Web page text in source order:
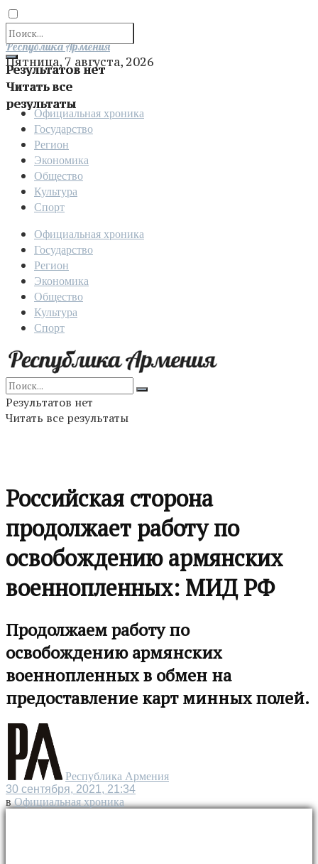
Результатов нет
Читать все
результаты
Отправить
Республика Армения
Пятница, 7 августа, 2026
Официальная хроника
Государство
Регион
Экономика
Общество
Культура
Спорт
Официальная хроника
Государство
Регион
Экономика
Общество
Культура
Спорт
Результатов нет
Читать все результаты
Российская сторона
продолжает работу по
освобождению армянских
военнопленных: МИД РФ
Продолжаем работу по
освобождению армянских
военнопленных в обмен на
предоставление карт минных полей.
Республика Армения
30 сентября, 2021, 21:34
в Официальная хроника